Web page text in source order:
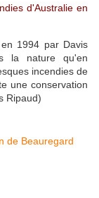
d'Australie en
1994 par Davis
la nature qu'en
incendies de
une conservation
Ripaud)